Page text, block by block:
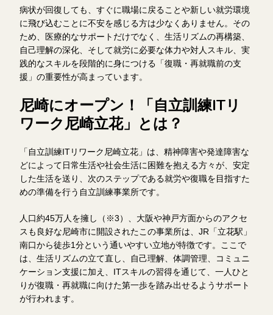
病状が回復しても、すぐに職場に戻ることや新しい就労環境
に飛び込むことに不安を感じる方は少なくありません。その
ため、医療的なサポートだけでなく、生活リズムの再構築、
自己理解の深化、そして就労に必要な体力や対人スキル、実
践的なスキルを段階的に身につける「復職・再就職前の支
援」の重要性が高まっています。
尼崎にオープン！「自立訓練ITリ
ワーク尼崎立花」とは？
「自立訓練ITリワーク尼崎立花」は、精神障害や発達障害な
どによって日常生活や社会生活に困難を抱える方々が、安定
した生活を送り、次のステップである就労や復職を目指すた
めの準備を行う自立訓練事業所です。
人口約45万人を擁し（※3）、大阪や神戸方面からのアクセ
スも良好な尼崎市に開設されたこの事業所は、JR「立花駅」
南口から徒歩1分という通いやすい立地が特徴です。ここで
は、生活リズムの立て直し、自己理解、体調管理、コミュニ
ケーション支援に加え、ITスキルの習得を通じて、一人ひと
りが復職・再就職に向けた第一歩を踏み出せるようサポート
が行われます。